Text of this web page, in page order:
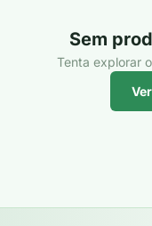
Sem
Tenta explorar